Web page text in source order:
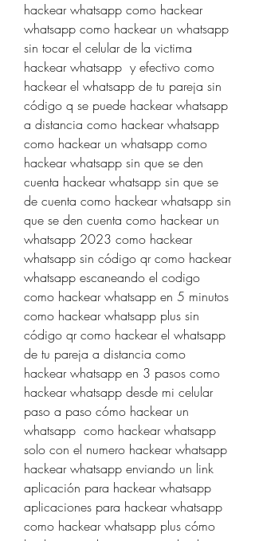
hackear whatsapp como hackear
whatsapp como hackear un whatsapp
sin tocar el celular de la victima
hackear whatsapp  y efectivo como
hackear el whatsapp de tu pareja sin
código q se puede hackear whatsapp
a distancia como hackear whatsapp
como hackear un whatsapp como
hackear whatsapp sin que se den
cuenta hackear whatsapp sin que se
de cuenta como hackear whatsapp sin
que se den cuenta como hackear un
whatsapp 2023 como hackear
whatsapp sin código qr como hackear
whatsapp escaneando el codigo
como hackear whatsapp en 5 minutos
como hackear whatsapp plus sin
código qr como hackear el whatsapp
de tu pareja a distancia como
hackear whatsapp en 3 pasos como
hackear whatsapp desde mi celular
paso a paso cómo hackear un
whatsapp  como hackear whatsapp
solo con el numero hackear whatsapp
hackear whatsapp enviando un link
aplicación para hackear whatsapp
aplicaciones para hackear whatsapp
como hackear whatsapp plus cómo